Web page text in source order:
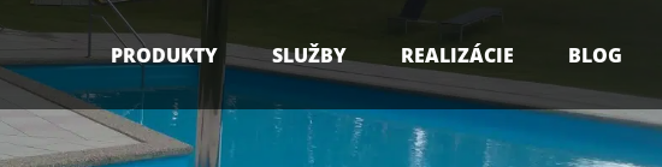
PRODUKTY SLUŽBY REALIZÁCIE BLOG